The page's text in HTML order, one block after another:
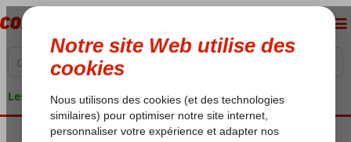
Les garanties de vacances